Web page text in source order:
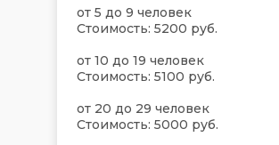
от 5 до 9 человек
Стоимость: 5200 руб.
от 10 до 19 человек
Стоимость: 5100 руб.
от 20 до 29 человек
Стоимость: 5000 руб.